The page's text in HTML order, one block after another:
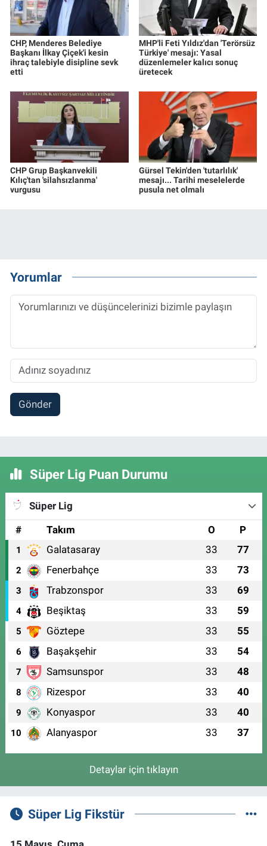
CHP, Menderes Belediye
Başkanı İlkay Çiçek'i kesin
ihraç talebiyle disipline sevk
etti
MHP'li Feti Yıldız'dan 'Terörsüz
Türkiye' mesajı: Yasal
düzenlemeler kalıcı sonuç
üretecek
CHP Grup Başkanvekili
Kılıç'tan 'silahsızlanma'
vurgusu
Gürsel Tekin'den 'tutarlılık'
mesajı... Tarihi meselelerde
pusula net olmalı
Yorumlar
Gönder
Süper Lig Puan Durumu
Süper Lig
#
Takım O P
1 Galatasaray 33 77
2 Fenerbahçe 33 73
3 Trabzonspor 33 69
4 Beşiktaş 33 59
5 Göztepe 33 55
6 Başakşehir 33 54
7 Samsunspor 33 48
8 Rizespor 33 40
9 Konyaspor 33 40
10 Alanyaspor 33 37
Detaylar için tıklayın
Süper Lig Fikstür